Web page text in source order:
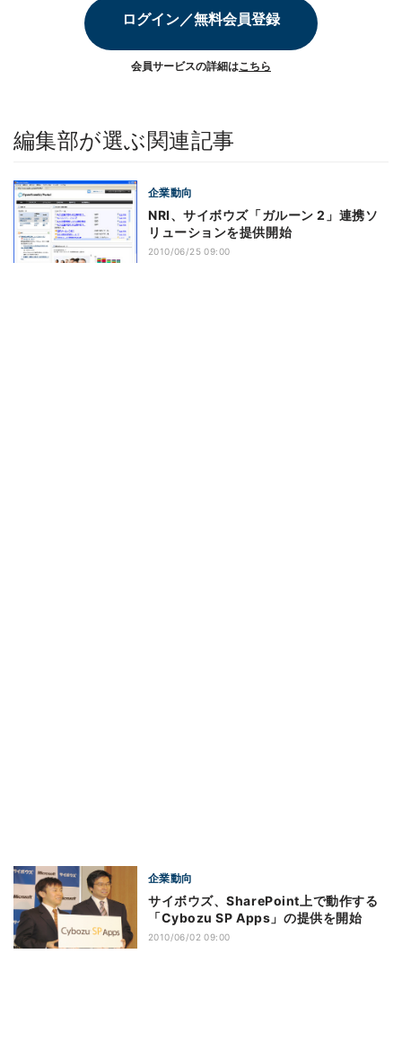
ログイン／無料会員登録
会員サービスの詳細はこちら
編集部が選ぶ関連記事
企業動向
NRI、サイボウズ「ガルーン 2」連携ソ
リューションを提供開始
2010/06/25 09:00
企業動向
サイボウズ、SharePoint上で動作する
「Cybozu SP Apps」の提供を開始
2010/06/02 09:00